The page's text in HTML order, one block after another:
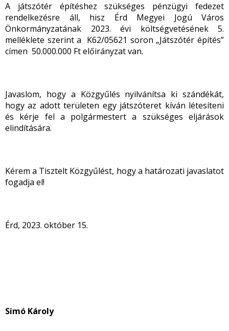
A játszótér építéshez szükséges pénzügyi fedezet
rendelkezésre áll, hisz Érd Megyei Jogú Város
Önkormányzatának 2023. évi költségvetésének 5.
melléklete szerint a K62/05621 soron „Játszótér építés”
címen 50.000.000 Ft előirányzat van.
Javaslom, hogy a Közgyűlés nyilvánítsa ki szándékát,
hogy az adott területen egy játszóteret kíván létesíteni
és kérje fel a polgármestert a szükséges eljárások
elindítására.
Kérem a Tisztelt Közgyűlést, hogy a határozati javaslatot
fogadja el!
Érd, 2023. október 15.
Simó Károly